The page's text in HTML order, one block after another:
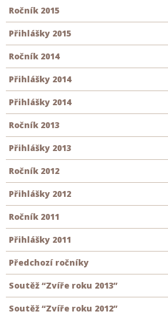
Ročník 2015
Přihlášky 2015
Ročník 2014
Přihlášky 2014
Přihlášky 2014
Ročník 2013
Přihlášky 2013
Ročník 2012
Přihlášky 2012
Ročník 2011
Přihlášky 2011
Předchozí ročníky
Soutěž “Zvíře roku 2013”
Soutěž “Zvíře roku 2012”